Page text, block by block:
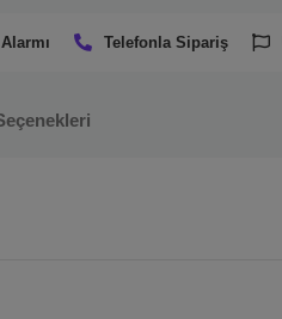
Telefonla Sipariş